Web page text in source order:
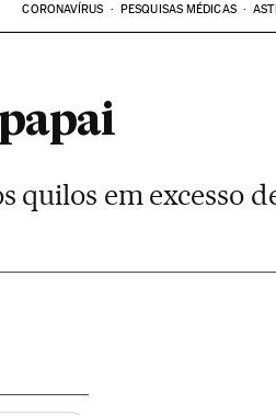
CORONAVÍRUS PESQUISAS MÉDICAS
quilos em excesso